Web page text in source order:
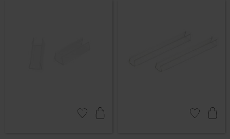
Lägg till i favoriter Lägg till i